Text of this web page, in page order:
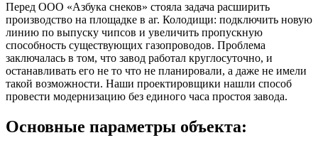
Перед ООО «Азбука снеков» стояла задача расширить
производство на площадке в аг. Колодищи: подключить новую
линию по выпуску чипсов и увеличить пропускную
способность существующих газопроводов. Проблема
заключалась в том, что завод работал круглосуточно, и
останавливать его не то что не планировали, а даже не имели
такой возможности. Наши проектировщики нашли способ
провести модернизацию без единого часа простоя завода.
Основные параметры объекта: